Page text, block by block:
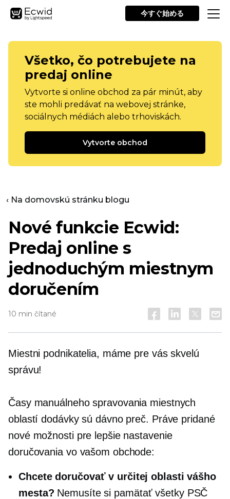
今すぐ始める
Všetko, čo potrebujete na
predaj online
Vytvorte si online obchod za pár minút, aby
ste mohli predávať na webovej stránke,
sociálnych médiách alebo trhoviskách.
Vytvorte obchod
‹ Na domovskú stránku blogu
Nové funkcie Ecwid:
Predaj online s
jednoduchým miestnym
doručením
10 min čítané
Miestni podnikatelia, máme pre vás skvelú
správu!
Časy manuálneho spravovania miestnych
oblastí dodávky sú dávno preč. Práve pridané
nové možnosti pre lepšie nastavenie
doručovania vo vašom obchode:
Chcete doručovať v určitej oblasti vášho
mesta? Nemusíte si pamätať všetky PSČ